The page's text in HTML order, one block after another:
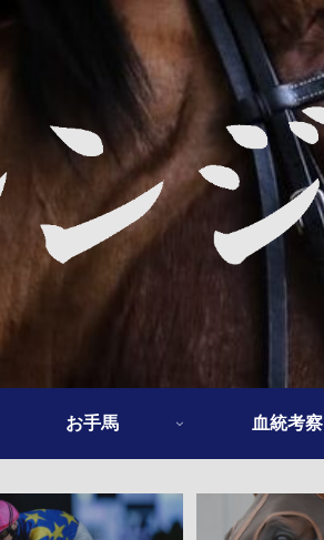
お手馬 血統考察